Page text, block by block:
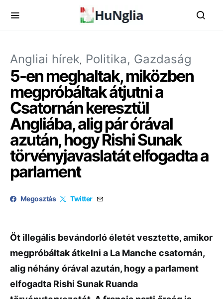
Angliai hírek Politika, Gazdaság
5-en meghaltak, miközben
megpróbáltak átjutni a
Csatornán keresztül
Angliába, alig pár órával
azután, hogy Rishi Sunak
törvényjavaslatát elfogadta a
parlament
Megosztás Twitter
Öt illegális bevándorló életét vesztette, amikor
megpróbáltak átkelni a La Manche csatornán,
alig néhány órával azután, hogy a parlament
elfogadta Rishi Sunak Ruanda